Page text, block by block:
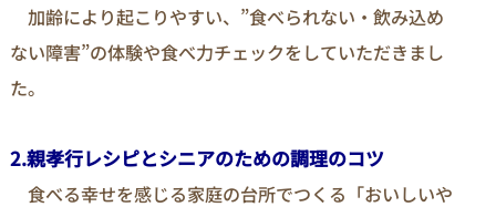
加齢により起こりやすい、”食べられない・飲み込め
ない障害”の体験や食べ力チェックをしていただきまし
た。
2.親孝行レシピとシニアのための調理のコツ
食べる幸せを感じる家庭の台所でつくる「おいしいや